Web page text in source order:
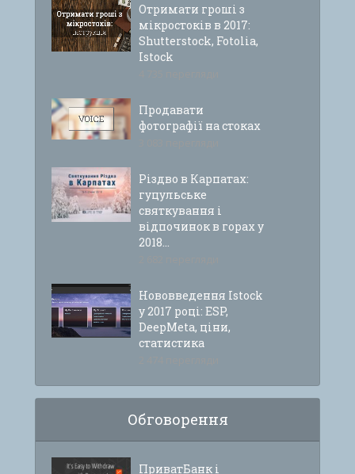
Отримати гроші з
мікростоків в 2017:
Shutterstock, Fotolia,
Istock
Продавати
фотографії на стоках
Різдво в Карпатах:
гуцульське
святкування і
відпочинок в горах у
2018...
Нововведення Istock
у 2017 році: ESP,
DeepMeta, ціни,
статистика
Обговорення
ПриватБанк і